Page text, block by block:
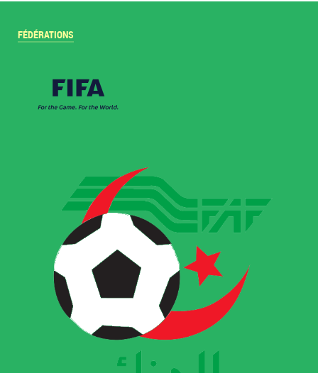
FÉDÉRATIONS